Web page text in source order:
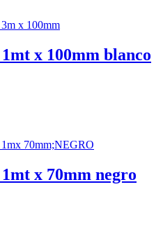
x 100mm blanco
x 70mm negro